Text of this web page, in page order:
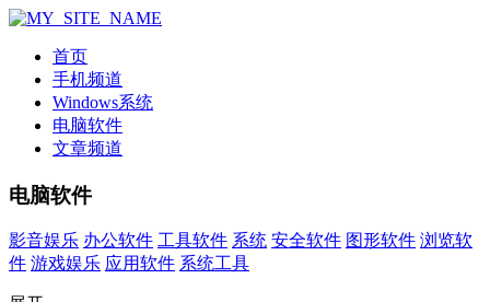
首页
手机频道
Windows系统
电脑软件
文章频道
电脑软件
影音娱乐 办公软件 工具软件 系统 安全软件 图形软件 浏览软
件 游戏娱乐 应用软件 系统工具